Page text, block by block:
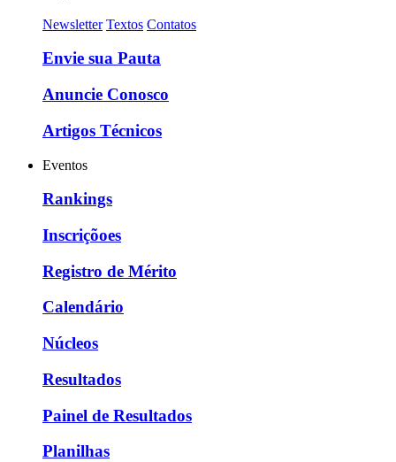
Newsletter Textos Contatos
Envie sua Pauta
Anuncie Conosco
Artigos Técnicos
Eventos
Rankings
Inscriçõoes
Registro de Mérito
Calendário
Núcleos
Resultados
Painel de Resultados
Planilhas